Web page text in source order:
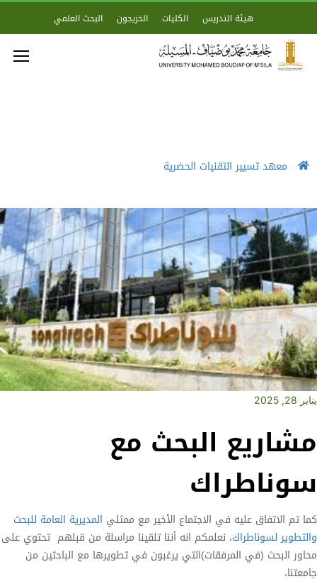
هيئة التدريس الكليات الخريجون البحث العلمي
معهد تسيير التقنيات الحضرية
يناير 28, 2025
مشاريع البحث مع
سوناطراك
كما تم الاتفاق عليه في الاجتماع الأخير مع ممثلي المديرية العامة للبحث
والتطوير لسوناطراك، نعلمكم انه أننا تلقينا مراسلة من قبلهم تحتوي على
محاور البحث (في المرفقات)التي يرغبون في تطويرها مع الباحثين من
جامعتنا،